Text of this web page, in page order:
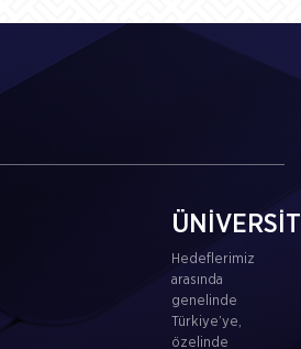
Hedeflerimiz
arasında
genelinde
Türkiye’ye,
özelinde